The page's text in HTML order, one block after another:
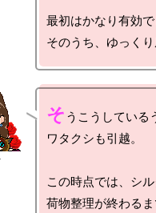
最初はかなり有効
そ うこうしている
ワタクシも引越。
この時点では、シ